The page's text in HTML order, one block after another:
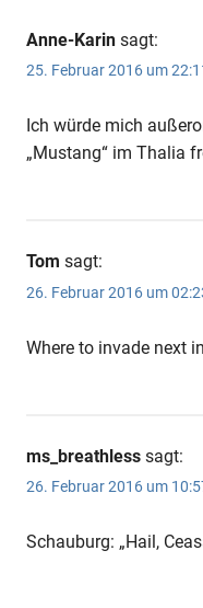
Anne-Karin sagt:
25. Februar 2016 um
Ich würde mich
„Mustang“ im Thalia
Tom sagt:
26. Februar 2016 um
Where to invade next
ms_breathless sagt:
26. Februar 2016 um
Schauburg: „Hail,